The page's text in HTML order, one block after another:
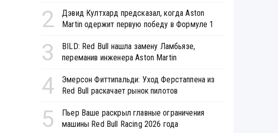
2
Дэвид Култхард предсказал, когда Aston
Martin одержит первую победу в Формуле 1
3
BILD: Red Bull нашла замену Ламбьязе,
переманив инженера Aston Martin
4
Эмерсон Фиттипальди: Уход Ферстаппена из
Red Bull раскачает рынок пилотов
5
Пьер Ваше раскрыл главные ограничения
машины Red Bull Racing 2026 года